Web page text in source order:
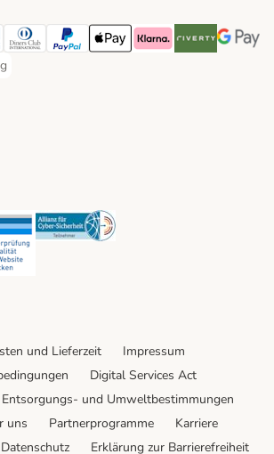
Method
Express Payment Method
Diners Club Payment Method
PayPal Payment Method
Apple Pay Payment Method
Klarna Payment Method
Riverty Payment
Google
Payment Method
Security Security
und Lieferzeit
Impressum
Digital Services Act
Entsorgungs- und Umweltbestimmungen
uns Partnerprogramme
Karriere
Datenschutz Erklärung zur Barrierefreiheit